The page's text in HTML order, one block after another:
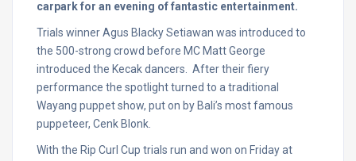
carpark for an evening of fantastic entertainment.
Trials winner Agus Blacky Setiawan was introduced to
the 500-strong crowd before MC Matt George
introduced the Kecak dancers. After their fiery
performance the spotlight turned to a traditional
Wayang puppet show, put on by Bali’s most famous
puppeteer, Cenk Blonk.
With the Rip Curl Cup trials run and won on Fridayat